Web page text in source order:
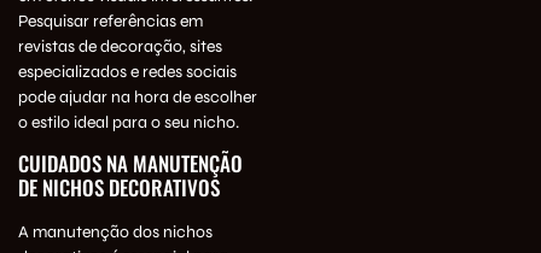
Pesquisar referências em
revistas de decoração, sites
especializados e redes sociais
pode ajudar na hora de escolher
o estilo ideal para o seu nicho.
CUIDADOS NA MANUTENÇÃO
DE NICHOS DECORATIVOS
A manutenção dos nichos